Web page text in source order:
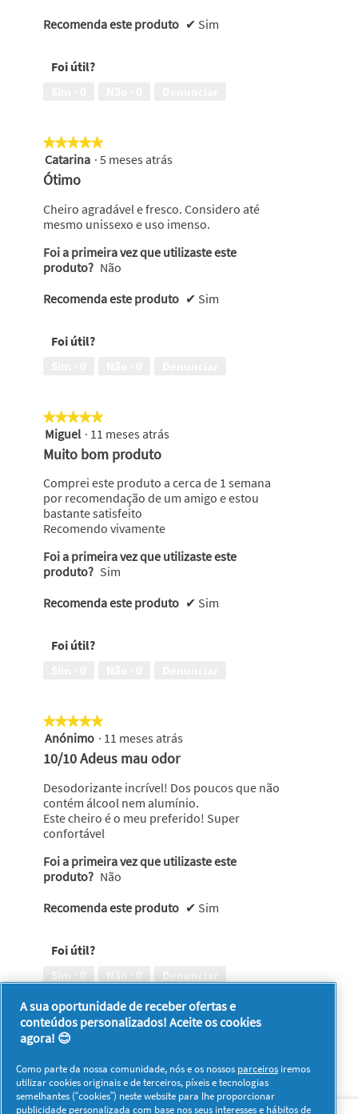
Recomenda este produto ✔ Sim
Foi útil?
★★★★★
★★★★★
5
em
estrelas.
Catarina · 5 meses atrás
Ótimo
Cheiro agradável e fresco. Considero até
mesmo unissexo e uso imenso.
Foi a primeira vez que utilizaste este
produto? Não
Recomenda este produto ✔ Sim
Foi útil?
★★★★★
★★★★★
5
em
5
estrelas.
Miguel · 11 meses atrás
Muito bom produto
Comprei este produto a cerca de 1 semana
por recomendação de um amigo e estou
bastante satisfeito
Recomendo vivamente
Foi a primeira vez que utilizaste este
produto? Sim
Recomenda este produto ✔ Sim
Foi útil?
★★★★★
★★★★★
5
estrelas.
Anónimo · 11 meses atrás
10/10 Adeus mau odor
Desodorizante incrível! Dos poucos que não
contém álcool nem alumínio.
Este cheiro é o meu preferido! Super
confortável
Foi a primeira vez que utilizaste este
produto? Não
Recomenda este produto ✔ Sim
Foi útil?
Sim · 0 Não · 0 Denunciar
1–8 de 24 análises
Anterior
◄
Sobre nós Contacto Visitar www.pg.com
A sua oportunidade de receber ofertas e
conteúdos personalizados! Aceite os cookies
agora! 😊
Como parte da nossa comunidade, nós e os nossos parceiros iremos
utilizar cookies originais e de terceiros, píxeis e tecnologias
semelhantes (“cookies”) neste website para lhe proporcionar
publicidade personalizada com base nos seus interesses e hábitos de